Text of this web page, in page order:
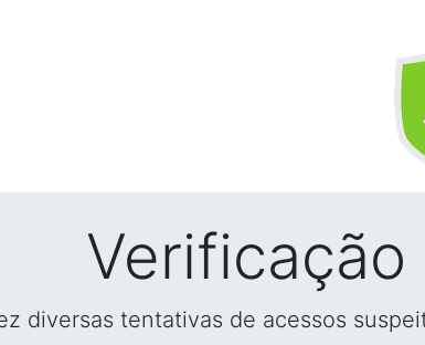
diversas tentativas de acessos